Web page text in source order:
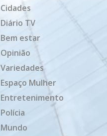
Cidades
Diário TV
Bem estar
Opinião
Variedades
Espaço Mulher
Entretenimento
Polícia
Mundo